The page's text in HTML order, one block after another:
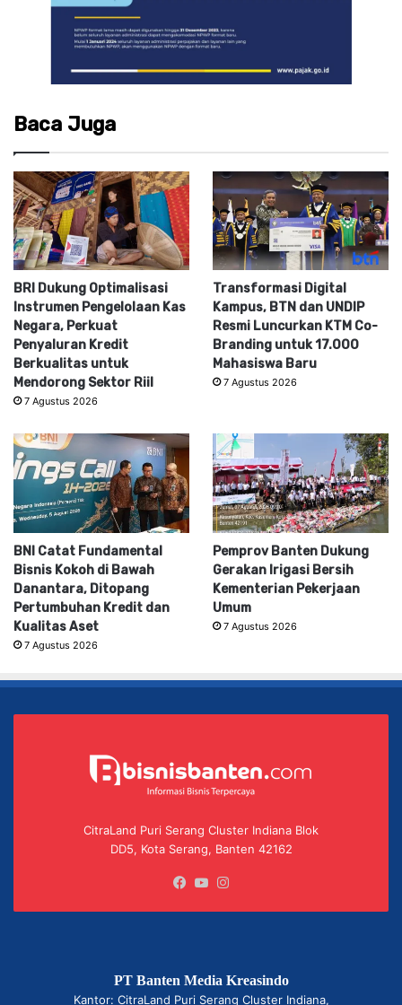
Baca Juga
BRI Dukung Optimalisasi
Instrumen Pengelolaan Kas
Negara, Perkuat
Penyaluran Kredit
Berkualitas untuk
Mendorong Sektor Riil
7 Agustus 2026
Transformasi Digital
Kampus, BTN dan UNDIP
Resmi Luncurkan KTM Co-
Branding untuk 17.000
Mahasiswa Baru
7 Agustus 2026
BNI Catat Fundamental
Bisnis Kokoh di Bawah
Danantara, Ditopang
Pertumbuhan Kredit dan
Kualitas Aset
7 Agustus 2026
Pemprov Banten Dukung
Gerakan Irigasi Bersih
Kementerian Pekerjaan
Umum
7 Agustus 2026
CitraLand Puri Serang Cluster Indiana Blok
DD5, Kota Serang, Banten 42162
Facebook
YouTube
PT Banten Media Kreasindo
Kantor: CitraLand Puri Serang Cluster Indiana,